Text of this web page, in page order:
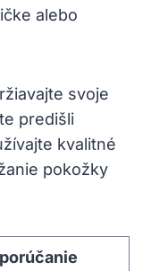
alebo
svoje
predišli
kvalitné
pokožky